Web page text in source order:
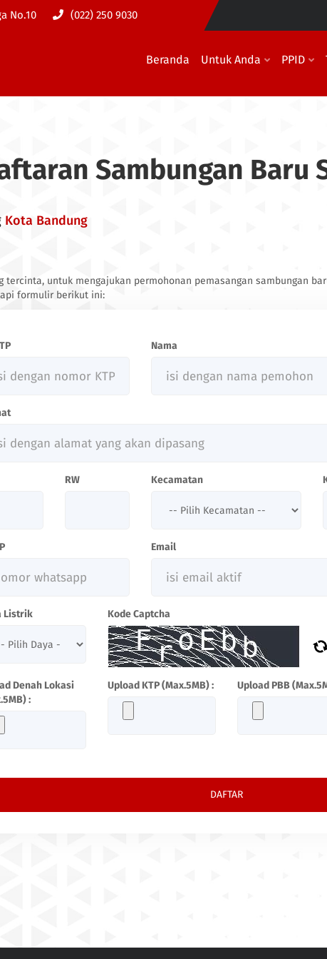
No.10 (022) 250 9030
Beranda Untuk Anda PPID
Sambungan Baru
Kota Bandung
tercinta, untuk mengajukan permohonan pemasangan sambungan
formulir berikut ini:
Nama
RW Kecamatan
Email
Listrik Kode Captcha
Denah Lokasi
:
Upload KTP (Max.5MB) : Upload PBB